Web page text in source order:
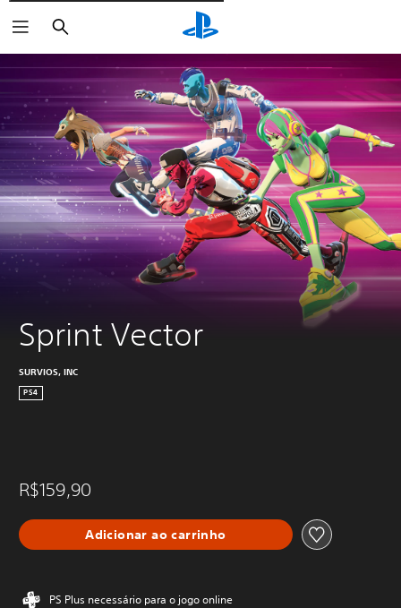
Pesquisar
Sprint Vector
SURVIOS, INC
PS4
R$159,90
Adicionar ao carrinho
PS Plus necessário para o jogo online